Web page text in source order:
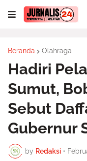
Beranda Olahraga
Hadiri
Sumut,
Sebut
Gubernur
by Redaksi •